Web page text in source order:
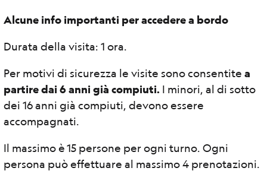
Alcune info importanti per accedere a bordo
Durata della visita: 1 ora.
Per motivi di sicurezza le visite sono consentite a
partire dai 6 anni già compiuti. I minori, al di sotto
dei 16 anni già compiuti, devono essere
accompagnati.
Il massimo è 15 persone per ogni turno. Ogni
persona può effettuare al massimo 4 prenotazioni.